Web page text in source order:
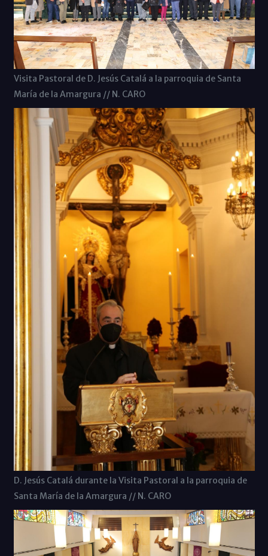
Visita Pastoral de D. Jesús Catalá a la parroquia de Santa
María de la Amargura // N. CARO
D. Jesús Catalá durante la Visita Pastoral a la parroquia de
Santa María de la Amargura // N. CARO